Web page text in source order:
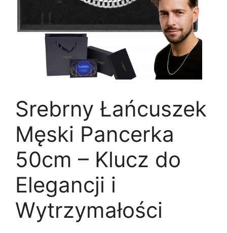
Srebrny Łańcuszek
Męski Pancerka
50cm – Klucz do
Elegancji i
Wytrzymałości